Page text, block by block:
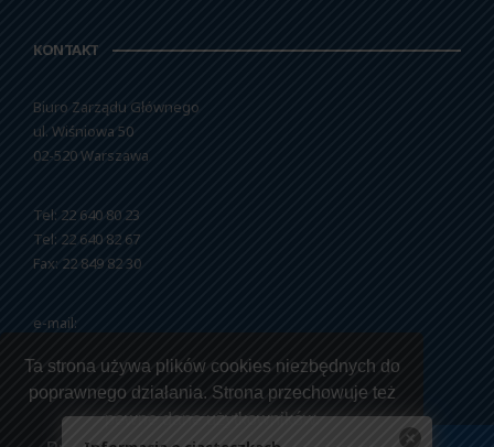
Ta strona używa plików cookies niezbędnych do
poprawnego działania. Strona przechowuje też
pewne dane użytkowników.
KONTAKT
Biuro Zarządu Głównego
ul. Wiśniowa 50
02-520 Warszawa
Tel: 22 640 80 23
Tel: 22 640 82 67
Fax: 22 849 82 30
e-mail: